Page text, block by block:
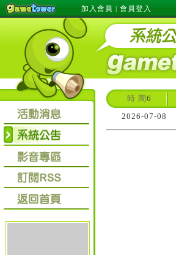
加入會員 | 會員登入
時 間 6
2026-07-08